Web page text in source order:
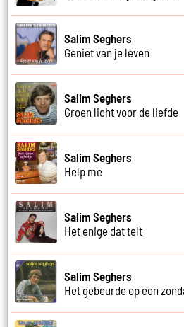
Salim Seghers
Geniet van je leven
Salim Seghers
Groen licht voor de liefde
Salim Seghers
Help me
Salim Seghers
Het enige dat telt
Salim Seghers
Het gebeurde op een